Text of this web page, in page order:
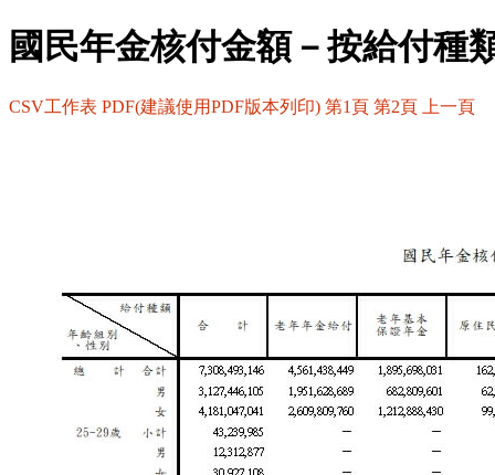
國民年金核付金額－按給付種
CSV工作表 PDF(建議使用PDF版本列印) 第1頁 第2頁 上一頁